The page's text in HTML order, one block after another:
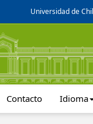
Universidad de
Contacto Idioma